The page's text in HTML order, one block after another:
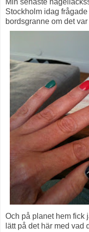
Min senaste
Stockholm idag
bordsgranne om det
Och på planet hem fick
lätt på det här med vad